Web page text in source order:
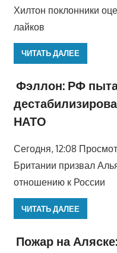
Хилтон поклонники
лайков
ЧИТАТЬ ДАЛЕЕ
Фэллон: РФ
НАТО
Сегодня, 12:08
Британии призвал
отношению к России
ЧИТАТЬ ДАЛЕЕ
Пожар на